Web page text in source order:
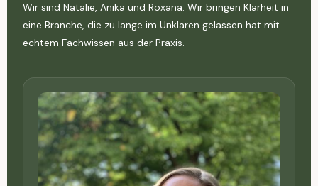
Wir sind Natalie, Anika und Roxana. Wir bringen Klarheit in
eine Branche, die zu lange im Unklaren gelassen hat mit
echtem Fachwissen aus der Praxis.